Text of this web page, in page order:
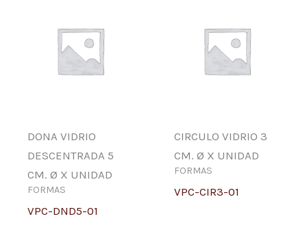
DONA VIDRIO
DESCENTRADA 5
CM. Ø X UNIDAD
FORMAS
VPC-DND5-01
CIRCULO VIDRIO 3
CM. Ø X UNIDAD
FORMAS
VPC-CIR3-01